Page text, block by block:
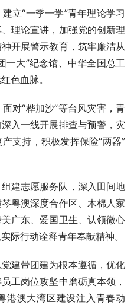
建立“一季一学”青年理论学习
理论宣讲，加强党的创新理
开展警示教育，筑牢廉洁从
一大”纪念馆、中华全国总工
色血脉。
面对“桦加沙”等台风灾害，青
入一线开展排查与预警，灾
支持，积极发挥保险“两器”
组建志愿服务队，深入田间地
粤澳深度合作区、木棉人家
广东、爱国卫生、认领微心
际行动诠释青年奉献精神。
建带团建为根本遵循，优化
工岗位攻坚中磨砺真本领，
港澳大湾区建设注入青春动